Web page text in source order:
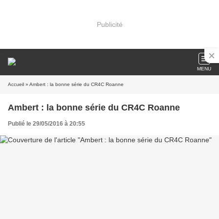
Publicité
MENU
Accueil » Ambert : la bonne série du CR4C Roanne
Ambert : la bonne série du CR4C Roanne
Publié le 29/05/2016 à 20:55